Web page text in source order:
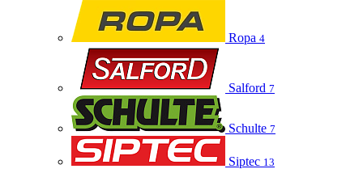
Ropa 4
Salford 7
Schulte 7
Siptec 13